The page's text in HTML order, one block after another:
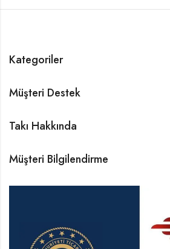
Kategoriler
Müşteri Destek
Takı Hakkında
Müşteri Bilgilendirme